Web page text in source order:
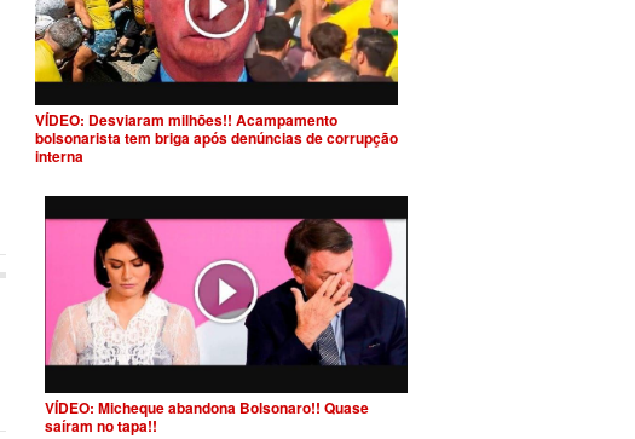
VÍDEO: Desviaram milhões!! Acampamento
bolsonarista tem briga após denúncias de corrupção
interna
VÍDEO: Micheque abandona Bolsonaro!! Quase
saíram no tapa!!